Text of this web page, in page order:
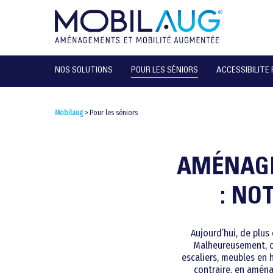
NOS SOLUTIONS POUR LES SÉNIORS ACCESSIBILITE
Mobilaug> Pour les séniors
:
Aujourd’hui, de
Malheureusement,
escaliers, meubles
contraire, en